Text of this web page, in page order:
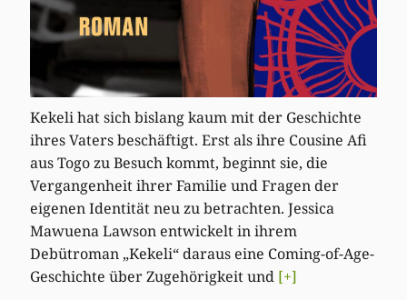
Kekeli hat sich bislang kaum mit der Geschichte
ihres Vaters beschäftigt. Erst als ihre Cousine Afi
aus Togo zu Besuch kommt, beginnt sie, die
Vergangenheit ihrer Familie und Fragen der
eigenen Identität neu zu betrachten. Jessica
Mawuena Lawson entwickelt in ihrem
Debütroman „Kekeli“ daraus eine Coming-of-Age-
Geschichte über Zugehörigkeit und [+]